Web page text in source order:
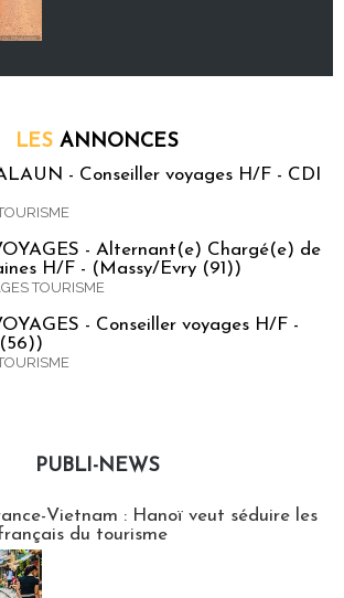
LES ANNONCES
- Conseiller voyages H/F - CDI
- Alternant(e) Chargé(e) de
H/F - (Massy/Evry (91))
TOURISME
- Conseiller voyages H/F -
PUBLI-NEWS
Vietnam : Hanoï veut séduire les
du tourisme